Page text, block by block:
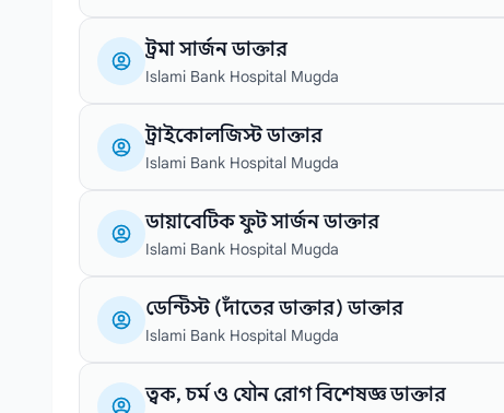
ট্রমা সার্জন ডাক্তার
Islami Bank Hospital Mugda
ট্রাইকোলজিস্ট ডাক্তার
Islami Bank Hospital Mugda
ডায়াবেটিক ফুট সার্জন ডাক্তার
Islami Bank Hospital Mugda
ডেন্টিস্ট (দাঁতের ডাক্তার) ডাক্তার
Islami Bank Hospital Mugda
ত্বক, চর্ম ও যৌন রোগ বিশেষজ্ঞ ডাক্তার